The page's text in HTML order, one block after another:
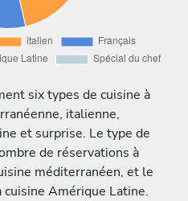
six types de cuisine à
italienne,
et surprise. Le type de
de réservations à
méditerranéen, et le
Amérique Latine.